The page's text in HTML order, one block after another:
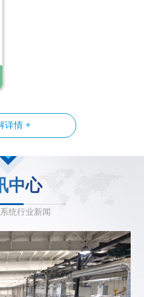
详情 +
中心
统行业新闻